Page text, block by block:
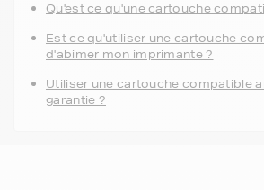
Qu'est ce qu'une cartouche
Est ce qu'utiliser une cartouche
d'abimer mon imprimante ?
Utiliser une cartouche compatible
garantie ?